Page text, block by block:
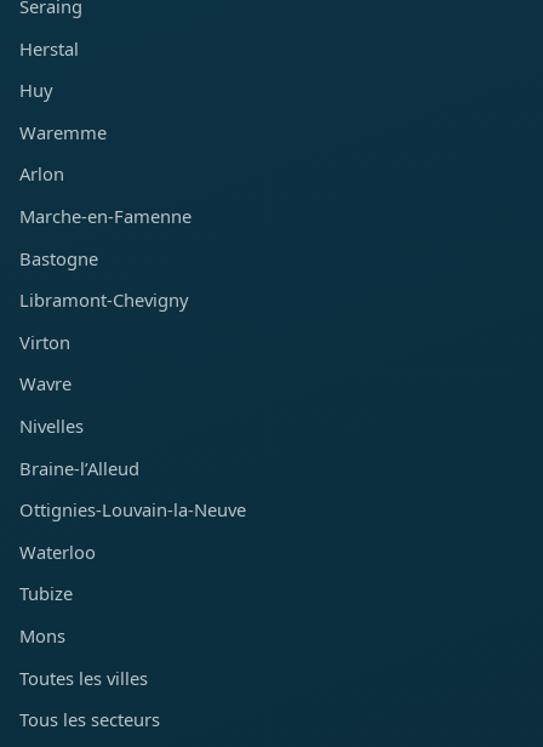
Seraing
Herstal
Huy
Waremme
Arlon
Marche-en-Famenne
Bastogne
Libramont-Chevigny
Virton
Wavre
Nivelles
Braine-l’Alleud
Ottignies-Louvain-la-Neuve
Waterloo
Tubize
Mons
Toutes les villes
Tous les secteurs